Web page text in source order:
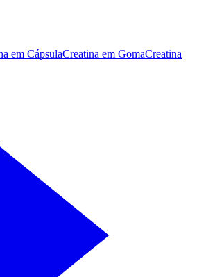
em CápsulaCreatina em GomaCreatina